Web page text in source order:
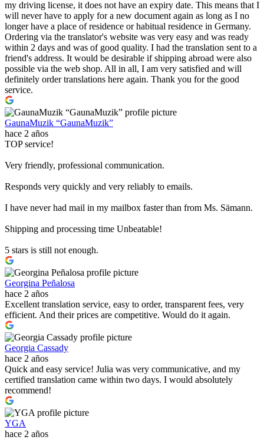
my driving license, it does not have an expiry date. This means that I
will never have to apply for a new document again as long as I no
longer have a place of residence or habitual residence in Germany.
Ordering via the translator's website was very easy and was ready
within 2 days and was of good quality. I had the translation sent to a
friend's address. It would be desirable if shipping abroad were also
possible via the web shop. All in all, I am very satisfied and will
definitely order translations here again. Thank you for the good
service.
GaunaMuzik “GaunaMuzik”
hace 2 años
TOP service!
Very friendly, professional communication.
Responds very quickly and very reliably to emails.
I have never had mail in my mailbox faster than from Ms. Sämann.
Shipping and processing time Unbeatable!
5 stars is still not enough.
Georgina Peñalosa
hace 2 años
Excellent translation service, easy to order, transparent fees, very
efficient. And their prices are competitive. Would do it again.
Georgia Cassady
hace 2 años
Quick and easy service! Julia was very communicative, and my
certified translation came within two days. I would absolutely
recommend!
YGA
hace 2 años